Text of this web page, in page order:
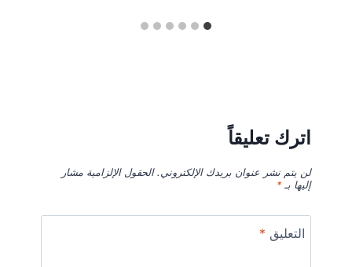
اترك تعليقاً
لن يتم نشر عنوان بريدك الإلكتروني. الحقول الإلزامية مشار
إليها بـ*
التعليق *